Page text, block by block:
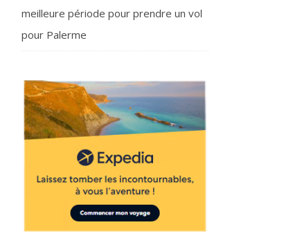
meilleure période pour prendre un vol
pour Palerme